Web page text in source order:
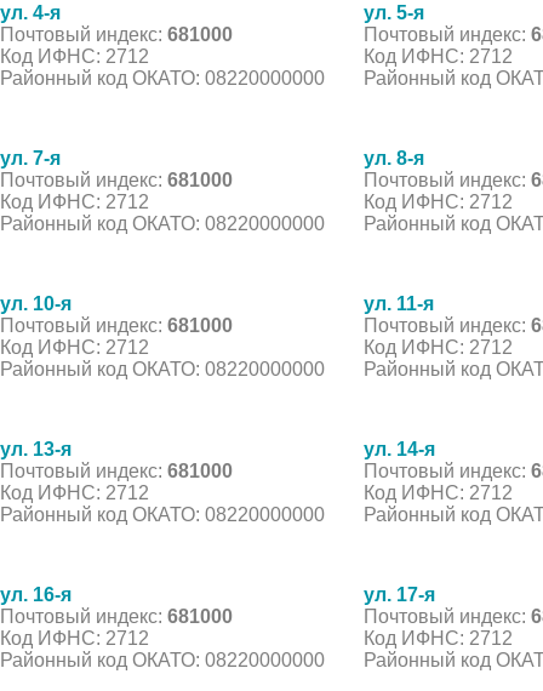
ул. 4-я
Почтовый индекс: 681000
Код ИФНС: 2712
Районный код ОКАТО: 08220000000
ул. 5-я
Почтовый индекс:
Код ИФНС: 2712
Районный код
ул. 7-я
Почтовый индекс: 681000
Код ИФНС: 2712
Районный код ОКАТО: 08220000000
ул. 8-я
Почтовый индекс:
Код ИФНС: 2712
Районный код
ул. 10-я
Почтовый индекс: 681000
Код ИФНС: 2712
Районный код ОКАТО: 08220000000
ул. 11-я
Почтовый индекс:
Код ИФНС: 2712
Районный код
ул. 13-я
Почтовый индекс: 681000
Код ИФНС: 2712
Районный код ОКАТО: 08220000000
ул. 14-я
Почтовый индекс:
Код ИФНС: 2712
Районный код
ул. 16-я
Почтовый индекс: 681000
Код ИФНС: 2712
Районный код ОКАТО: 08220000000
ул. 17-я
Почтовый индекс:
Код ИФНС: 2712
Районный код